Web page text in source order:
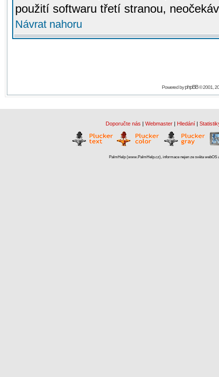
použití softwaru třetí stranou,
Návrat nahoru
Powered byphpBB© 2001,
Doporučte nás | Webmaster | Hledání |
PalmHelp (www.PalmHelp.cz), informace nejen ze světa